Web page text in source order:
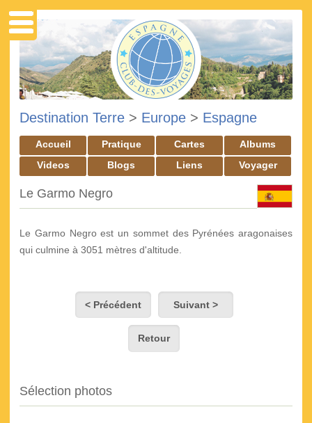
Destination Terre > Europe > Espagne
Accueil Pratique Cartes
Albums
Videos
Blogs Liens Voyager
Le Garmo Negro
Le Garmo Negro est un sommet des Pyrénées aragonaises
qui culmine à 3051 mètres d'altitude.
< Précédent Suivant >
Retour
Sélection photos